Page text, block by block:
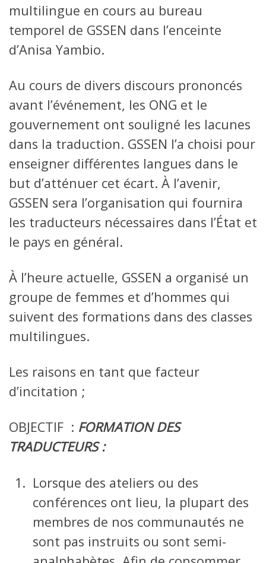
multilingue en cours au bureau
temporel de GSSEN dans l’enceinte
d’Anisa Yambio.
Au cours de divers discours prononcés
avant l’événement, les ONG et le
gouvernement ont souligné les lacunes
dans la traduction. GSSEN l’a choisi pour
enseigner différentes langues dans le
but d’atténuer cet écart. À l’avenir,
GSSEN sera l’organisation qui fournira
les traducteurs nécessaires dans l’État et
le pays en général.
À l’heure actuelle, GSSEN a organisé un
groupe de femmes et d’hommes qui
suivent des formations dans des classes
multilingues.
Les raisons en tant que facteur
d’incitation ;
OBJECTIF : FORMATION DES
TRADUCTEURS :
Lorsque des ateliers ou des
conférences ont lieu, la plupart des
membres de nos communautés ne
sont pas instruits ou sont semi-